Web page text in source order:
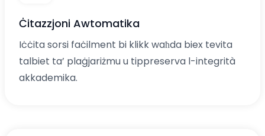
Ċitazzjoni Awtomatika
Iċċita sorsi faċilment bi klikk waħda biex tevita
talbiet ta’ plaġjariżmu u tippreserva l-integrità
akkademika.